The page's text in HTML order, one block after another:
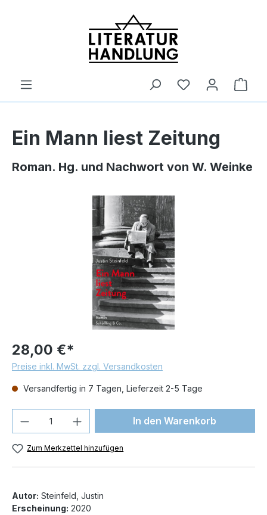
Ein Mann liest Zeitung
Roman. Hg. und Nachwort von W. Weinke
Bildergalerie überspringen
28,00 €*
Preise inkl. MwSt. zzgl. Versandkosten
Versandfertig in 7 Tagen, Lieferzeit 2-5 Tage
Produkt Anzahl: Gib denIn den Warenkorb
Zum Merkzettel hinzufügen
Autor: Steinfeld, Justin
Erscheinung: 2020